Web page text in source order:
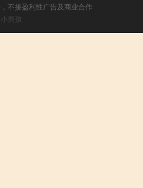
不接盈利性广告及商业合作
小男孩